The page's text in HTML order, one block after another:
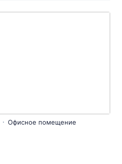
Офисное помещение